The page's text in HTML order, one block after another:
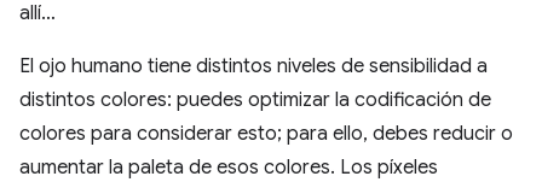
allí…
El ojo humano tiene distintos niveles de sensibilidad a
distintos colores: puedes optimizar la codificación de
colores para considerar esto; para ello, debes reducir o
aumentar la paleta de esos colores. Los píxeles